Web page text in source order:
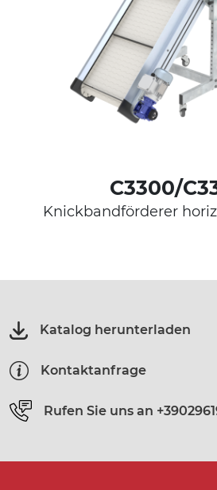
C3300/
Knickbandförderer
Katalog herunterladen
Kontaktanfrage
Rufen Sie uns an